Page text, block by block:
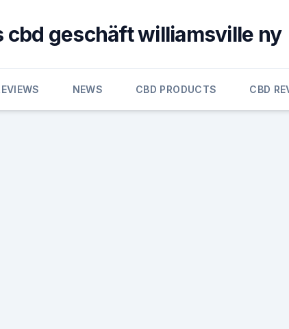
cbd geschäft williamsville ny
NEWS CBD PRODUCTS CBD